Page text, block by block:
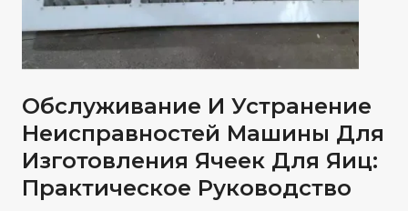
Обслуживание И Устранение
Неисправностей Машины Для
Изготовления Ячеек Для Яиц:
Практическое Руководство